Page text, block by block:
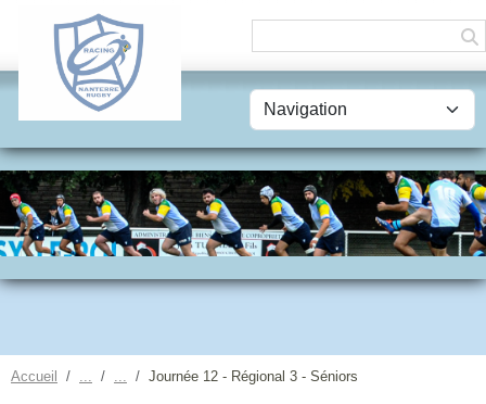
Accueil Journée 12 - Régional 3 - Séniors
Panneau de gestion des cookies